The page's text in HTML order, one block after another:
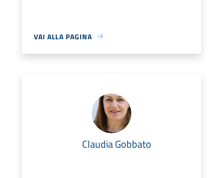
VAI ALLA PAGINA
Claudia Gobbato